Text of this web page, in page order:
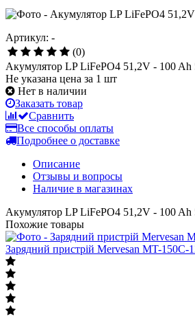
Артикул: -
(0)
Акумулятор LP LiFePO4 51,2V - 100
Не указана цена за 1 шт
Нет в наличии
Заказать товар
Сравнить
Все способы оплаты
Подробнее о доставке
Описание
Отзывы и вопросы
Наличие в магазинах
Акумулятор LP LiFePO4 51,2V - 100
Похожие товары
Зарядний пристрій Mervesan MT-150C-